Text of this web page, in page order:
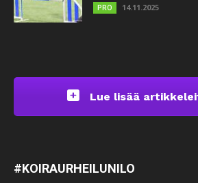
PRO 14.11.2025
Lue lisää
#KOIRAURHEILUNILO